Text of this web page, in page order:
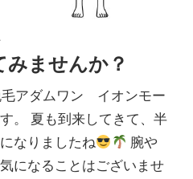
ませんか？
アダムワン イオンモー
。 夏も到来してきて、半
なりましたね
腕や
になることはございませ